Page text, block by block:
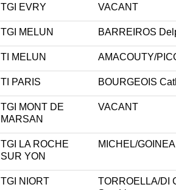
TGI EVRY VACANT
TGI MELUN BARREIROS
TI MELUN AMACOUTY/
TI PARIS BOURGEOIS
TGI MONT DE
MARSAN
VACANT
TGI LA ROCHE
SUR YON
MICHEL/
TGI NIORT
TORROELLA/DI